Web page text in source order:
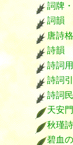
詞牌
詞韻
唐詩
詩韻
詩詞
詩詞
詩詞
天安
秋瑾
碧血